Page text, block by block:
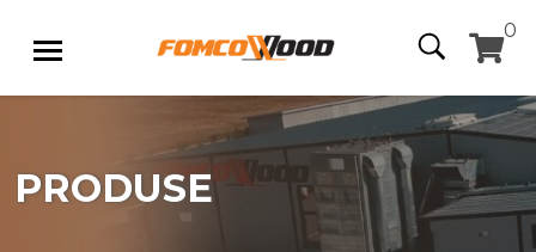
0
PRODUSE